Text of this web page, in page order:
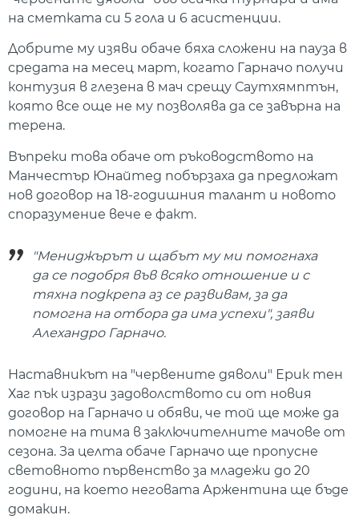
на сметката си 5 гола и 6 асистенции.
Добрите му изяви обаче бяха сложени на пауза в
средата на месец март, когато Гарначо получи
контузия в глезена в мач срещу Саутхямптън,
която все още не му позволява да се завърна на
терена.
Въпреки това обаче от ръководството на
Манчестър Юнайтед побързаха да предложат
нов договор на 18-годишния талант и новото
споразумение вече е факт.
"Мениджърът и щабът му ми помогнаха
да се подобря във всяко отношение и с
тяхна подкрепа аз се развивам, за да
помогна на отбора да има успехи", заяви
Алехандро Гарначо.
Наставникът на "червените дяволи" Ерик тен
Хаг пък изрази задоволството си от новия
договор на Гарначо и обяви, че той ще може да
помогне на тима в заключителните мачове от
сезона. За целта обаче Гарначо ще пропусне
световното първенство за младежи до 20
години, на което неговата Аржентина ще бъде
домакин.